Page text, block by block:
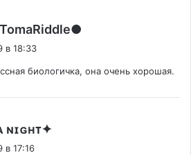
в 18:33
биологичка, она очень хорошая.
ɴɪɢʜᴛ✦
в 17:16